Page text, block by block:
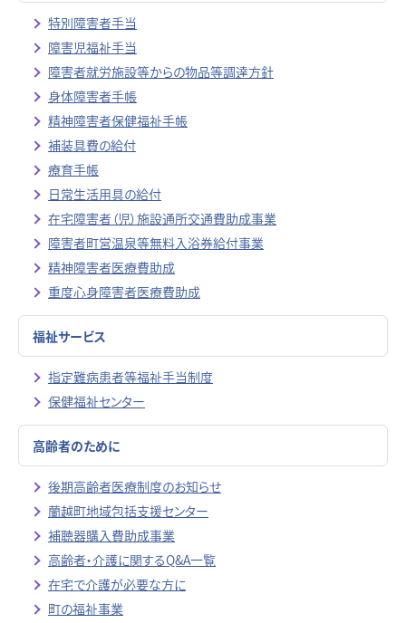
特別障害者手当
障害児福祉手当
障害者就労施設等からの物品等調達方針
身体障害者手帳
精神障害者保健福祉手帳
補装具費の給付
療育手帳
日常生活用具の給付
在宅障害者（児）施設通所交通費助成事業
障害者町営温泉等無料入浴券給付事業
精神障害者医療費助成
重度心身障害者医療費助成
福祉サービス
指定難病患者等福祉手当制度
保健福祉センター
高齢者のために
後期高齢者医療制度のお知らせ
蘭越町地域包括支援センター
補聴器購入費助成事業
高齢者・介護に関するQ&A一覧
在宅で介護が必要な方に
町の福祉事業